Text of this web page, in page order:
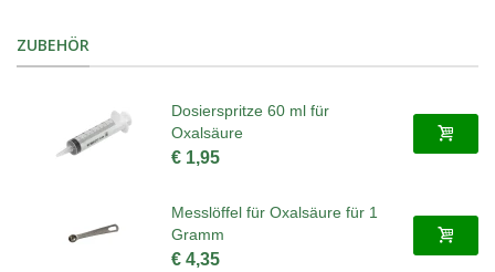
ZUBEHÖR
Dosierspritze 60 ml für
Oxalsäure
€ 1,95
Messlöffel für Oxalsäure für 1
Gramm
€ 4,35